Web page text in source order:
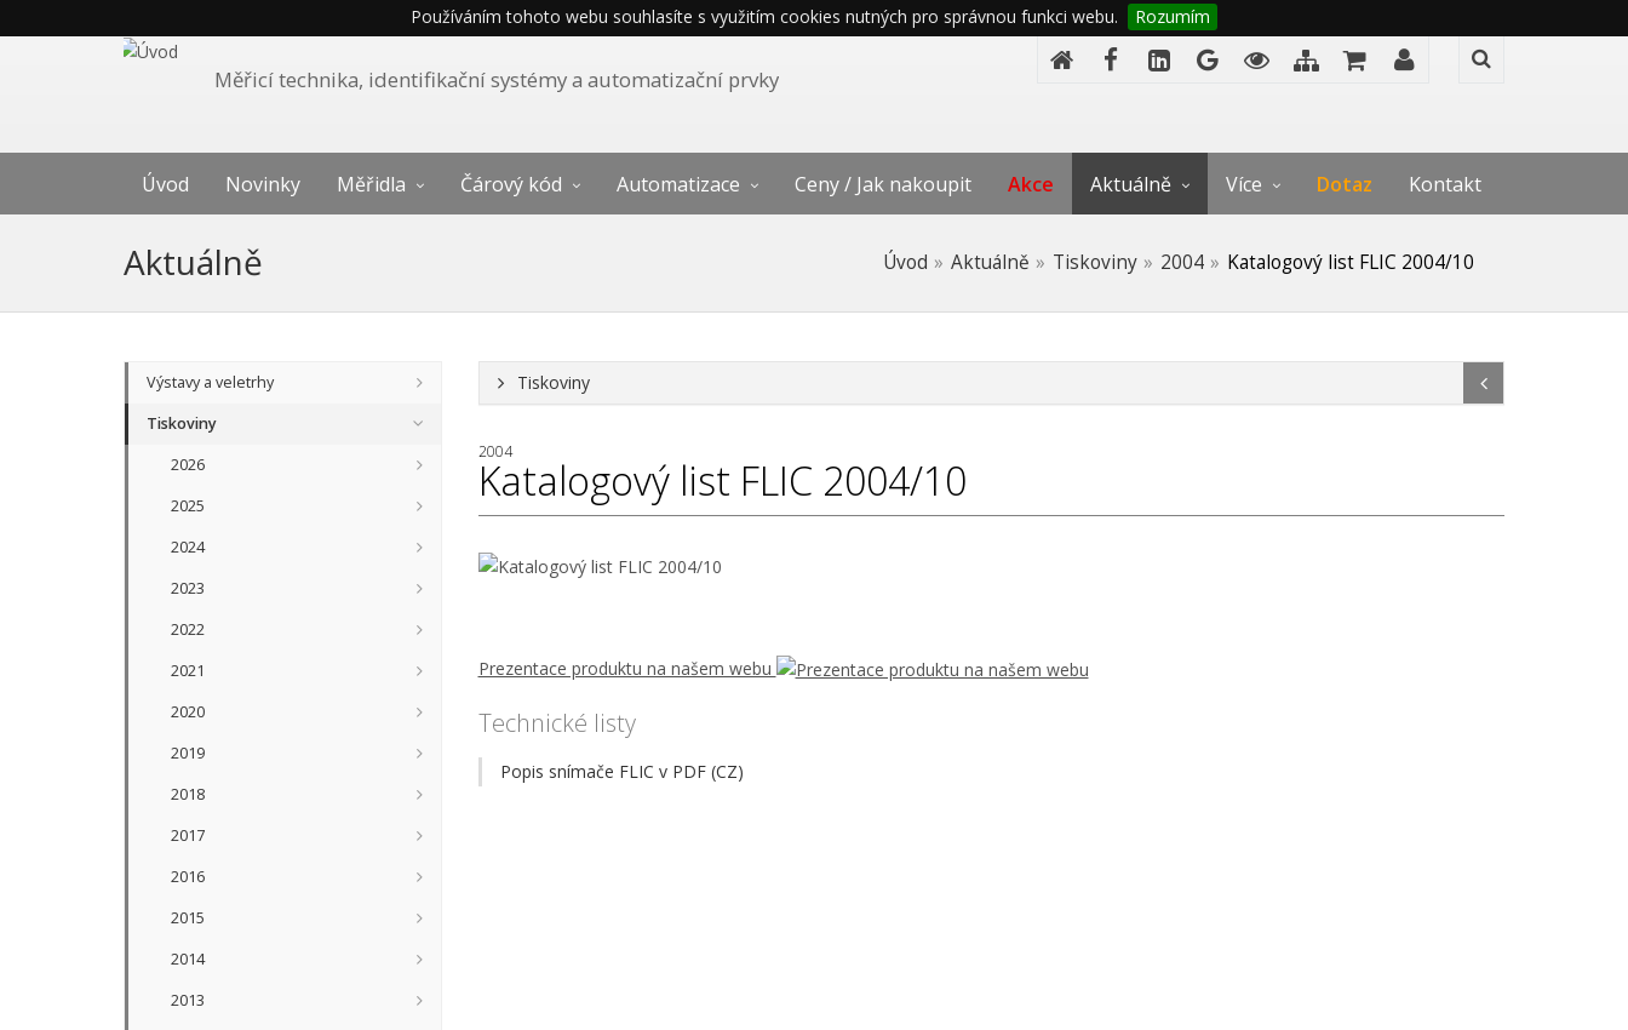
Používáním tohoto webu souhlasíte s využitím cookies nutných pro správnou funkci webu. Rozumím
Měřicí technika, identifikační systémy a automatizační prvky
Úvod Novinky Měřidla Čárový kód Automatizace Ceny / Jak nakoupit Akce Aktuálně Více Dotaz Kontakt
Aktuálně Úvod Aktuálně Tiskoviny 2004 Katalogový list FLIC 2004/10
Výstavy a veletrhy
Tiskoviny
2026
2025
2024
2023
2022
2021
2020
2019
2018
2017
2016
2015
2014
2013
Tiskoviny
2004
Katalogový list FLIC 2004/10
Prezentace produktu na našem webu
Technické listy
Popis snímače FLIC v PDF (CZ)